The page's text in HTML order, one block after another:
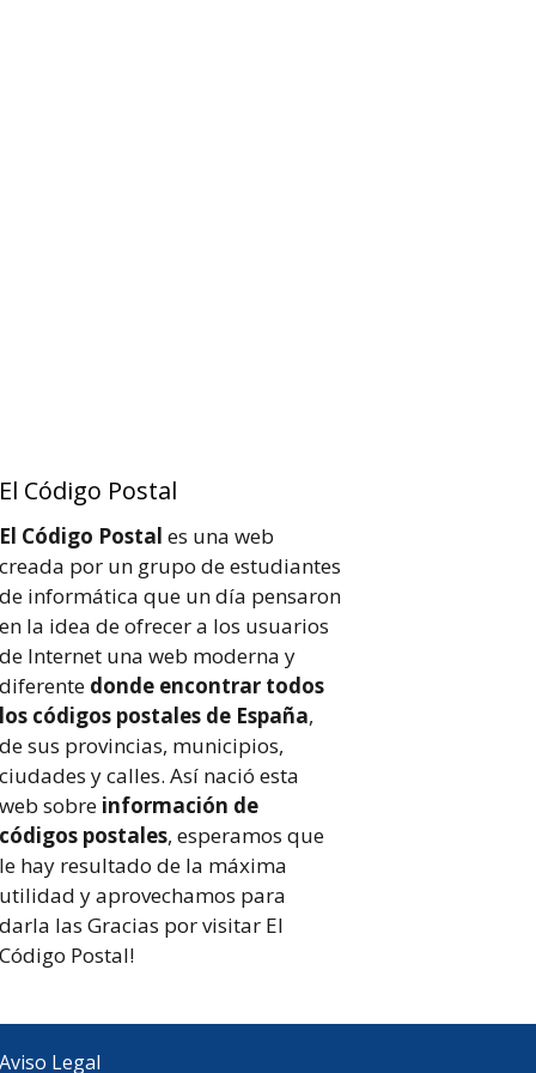
El Código Postal
El Código Postal es una web
creada por un grupo de estudiantes
de informática que un día pensaron
en la idea de ofrecer a los usuarios
de Internet una web moderna y
diferente donde encontrar todos
los códigos postales de España,
de sus provincias, municipios,
ciudades y calles. Así nació esta
web sobre información de
códigos postales, esperamos que
le hay resultado de la máxima
utilidad y aprovechamos para
darla las Gracias por visitar El
Código Postal!
Aviso Legal